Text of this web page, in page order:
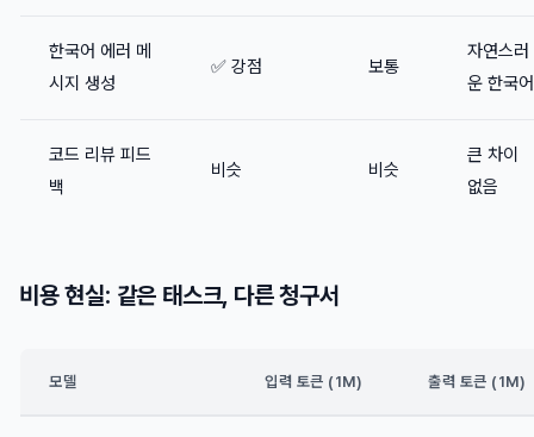
한국어 에러 메
시지 생성
✅ 강점 보통
자연스러
운 한국어
코드 리뷰 피드
백
비슷 비슷
큰 차이
없음
비용 현실: 같은 태스크, 다른 청구서
모델 입력 토큰 (1M) 출력 토큰 (1M)